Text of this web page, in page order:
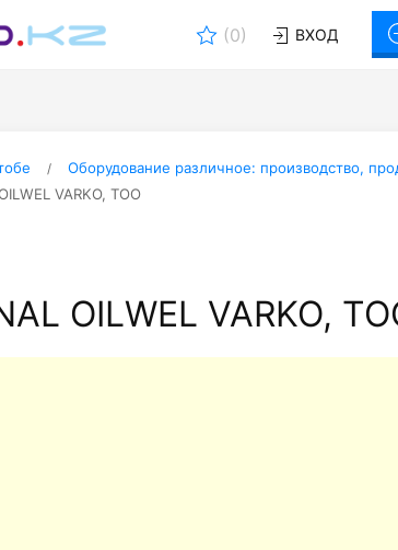
(0) ВХОД
Оборудование различное: производство,
VARKO, ТОО
OILWEL VARKO,